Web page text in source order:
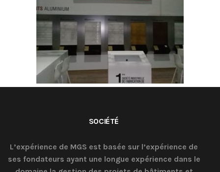
SOCIÉTÉ
L’expérience de MGS est basée sur l’expérience de
ses fondateurs ayant une longue expérience dans le